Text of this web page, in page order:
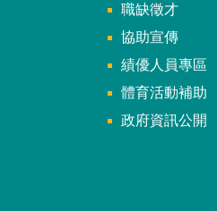
職缺徵才
協助宣傳
績優人員專區
體育活動補助
政府資訊公開